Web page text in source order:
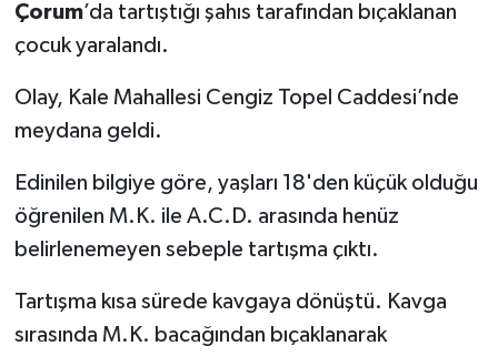
Çorum’da tartıştığı şahıs tarafından bıçaklanan
çocuk yaralandı.
Olay, Kale Mahallesi Cengiz Topel Caddesi’nde
meydana geldi.
Edinilen bilgiye göre, yaşları 18'den küçük olduğu
öğrenilen M.K. ile A.C.D. arasında henüz
belirlenemeyen sebeple tartışma çıktı.
Tartışma kısa sürede kavgaya dönüştü. Kavga
sırasında M.K. bacağından bıçaklanarak